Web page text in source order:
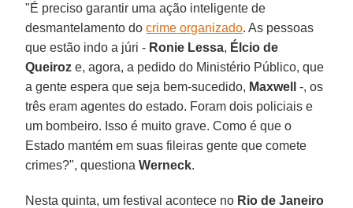
"É preciso garantir uma ação inteligente de
desmantelamento docrime organizado. As pessoas
que estão indo a júri - Ronie Lessa, Élcio de
Queiroz e, agora, a pedido do Ministério Público, que
a gente espera que seja bem-sucedido, Maxwell
-, os
três eram agentes do estado. Foram dois policiais e
um bombeiro. Isso é muito grave. Como é que o
Estado mantém em suas fileiras gente que comete
crimes?", questionaWerneck.
Nesta quinta, um festival acontece no Rio de Janeiro